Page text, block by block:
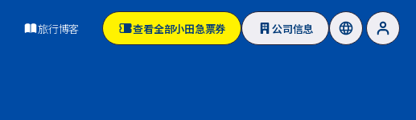
旅行博客 查看全部小田急票券 公司信息